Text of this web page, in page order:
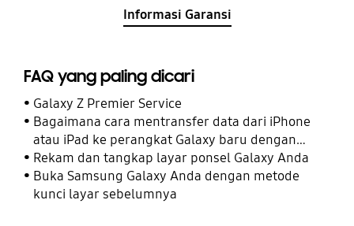
Informasi Garansi
FAQ yang paling dicari
Galaxy Z Premier Service
Bagaimana cara mentransfer data dari iPhone
atau iPad ke perangkat Galaxy baru dengan
Smart Switch
Rekam dan tangkap layar ponsel Galaxy Anda
Buka Samsung Galaxy Anda dengan metode
kunci layar sebelumnya